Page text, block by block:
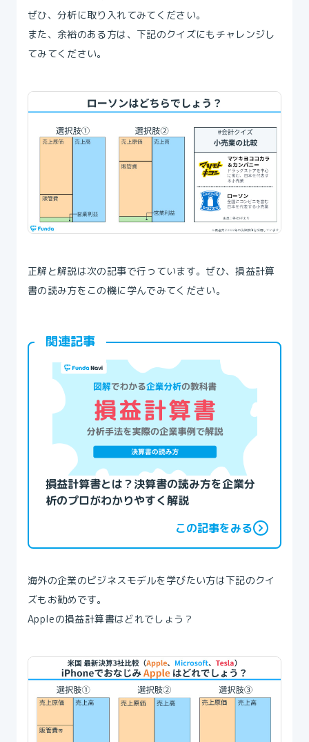
ぜひ、分析に取り入れてみてください。
また、余裕のある方は、下記のクイズにもチャレンジし
てみてください。
正解と解説は次の記事で行っています。ぜひ、損益計算
書の読み方をこの機に学んでみてください。
関連記事
損益計算書とは？決算書の読み方を企業分
析のプロがわかりやすく解説
この記事をみる
海外の企業のビジネスモデルを学びたい方は下記のクイ
ズもお勧めです。
Appleの損益計算書はどれでしょう？